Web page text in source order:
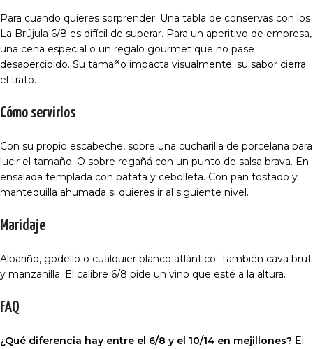
Para cuando quieres sorprender. Una tabla de conservas con los
La Brújula 6/8 es difícil de superar. Para un aperitivo de empresa,
una cena especial o un regalo gourmet que no pase
desapercibido. Su tamaño impacta visualmente; su sabor cierra
el trato.
Cómo servirlos
Con su propio escabeche, sobre una cucharilla de porcelana para
lucir el tamaño. O sobre regañá con un punto de salsa brava. En
ensalada templada con patata y cebolleta. Con pan tostado y
mantequilla ahumada si quieres ir al siguiente nivel.
Maridaje
Albariño, godello o cualquier blanco atlántico. También cava brut
y manzanilla. El calibre 6/8 pide un vino que esté a la altura.
FAQ
¿Qué diferencia hay entre el 6/8 y el 10/14 en mejillones? El